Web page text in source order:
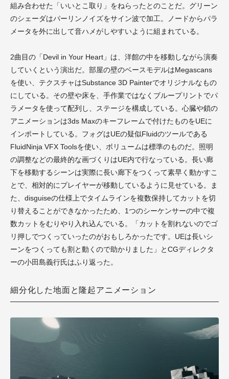
組み合わせた「いいとこ取り」をねらったとのことだ。グリーン
のシェーダはパーリンノイズをサイン波で加工。ノードからパラ
メータを外に出して音ハメがしやすいように組まれている。
2曲目の「Devil in Your Heart」は、洋館の中を移動しながら演奏
していくという演出だ。部屋の壁のベースモデルはMegascans
を使い、テクスチャはSubstance 3D Painterでオリジナルなもの
にしている。その壁や床を、手作業ではなくブループリントでパ
ラメータを使って配列し、ステージを構成している。心臓や鎖の
アニメーションは3ds Maxのキーフレームで付けたものをUEに
インポートしている。フォグはUEの疑似Fluidのツールである
FluidNinja VFX Toolsを使い、ボリュームは標準のものだ。照明
の調整などの最終的な画づくりはUE内で行なっている。長い廊
下を移動するシーンは実際に長い廊下をつくって素早く動かすこ
とで、相対的にプレイヤーが移動しているように見せている。ま
た、disguiseの仕様上でタイムラインを複数保持してカットを切
り替えることができなかったため、1つのシーケンサーの中で複
数カットをむりやり入れ込んでいる。「カットを割れないのでゴ
リ押しでつくっていったのがおもしろかったです。UEは長いシ
ーンをつくっても割と動くので助かりました」とCGディレクタ
ーの小田島義行氏はふり返った。
細分化した地面と隆起アニメーション